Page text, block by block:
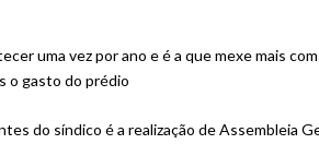
uma vez por ano e é a que mexe mais
o gasto do prédio
do síndico é a realização de Assembleia